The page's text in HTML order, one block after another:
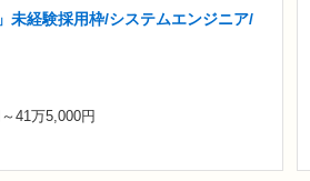
未経験採用枠/システムエンジニア/
41万5,000円